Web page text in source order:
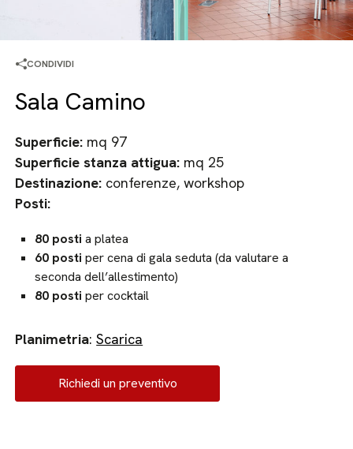
CONDIVIDI
Sala Camino
Superficie: mq 97
Superficie stanza attigua: mq 25
Destinazione: conferenze, workshop
Posti:
80 posti a platea
60 postiper cena di gala seduta (da valutare a
seconda dell’allestimento)
80 postiper cocktail
Planimetria:Scarica
Richiedi un preventivo